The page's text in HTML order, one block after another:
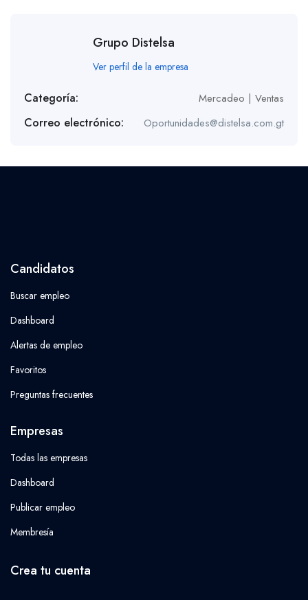
Grupo Distelsa
Ver perfil de la empresa
Categoría: Mercadeo | Ventas
Correo electrónico: Oportunidades@distelsa.com.gt
Candidatos
Buscar empleo
Dashboard
Alertas de empleo
Favoritos
Preguntas frecuentes
Empresas
Todas las empresas
Dashboard
Publicar empleo
Membresía
Crea tu cuenta